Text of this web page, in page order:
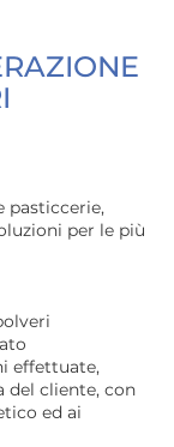
pasticcerie,
per le più
effettuate,
del cliente, con
ed ai